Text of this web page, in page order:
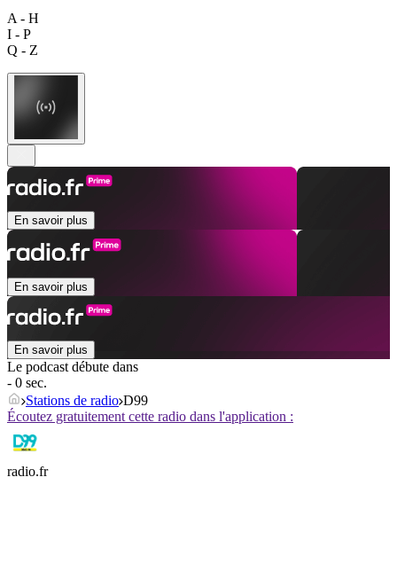
A - H
I - P
Q - Z
En savoir plus
En savoir plus
En savoir plus
Le podcast débute dans
- 0 sec.
Stations de radio D99
Écoutez gratuitement cette radio dans l'application :
radio.fr